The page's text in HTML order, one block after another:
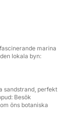
till den
vita sand
idealisk plats
turen kan
Båten
marina
lokala byn:
sandstrand, perfekt
Besök
öns botaniska